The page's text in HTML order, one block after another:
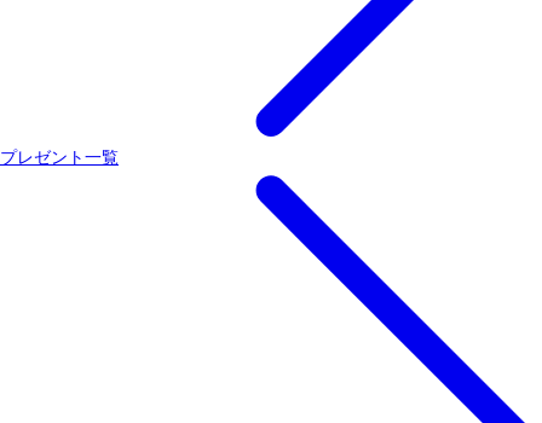
プレゼント一覧